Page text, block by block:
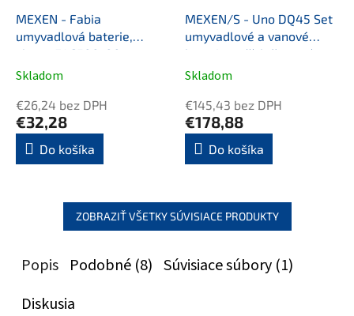
MEXEN - Fabia
umyvadlová baterie,
chrom 746500-00
Skladom
€26,24 bez DPH
€32,28
Do košíka
MEXEN/S - Uno DQ45 Set
umyvadlové a vanové
baterie s příslušenstvím,
černá 71403DQ45-70
Skladom
€145,43 bez DPH
€178,88
Do košíka
ZOBRAZIŤ VŠETKY SÚVISIACE PRODUKTY
Popis Podobné (8) Súvisiace súbory (1)
Diskusia